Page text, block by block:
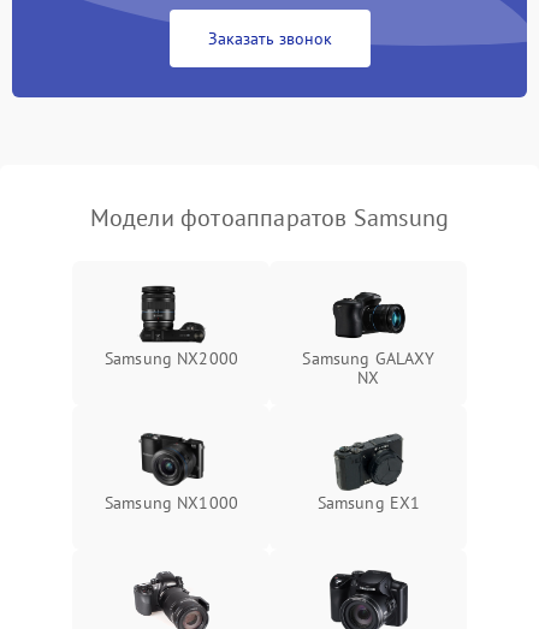
Заказать звонок
Модели фотоаппаратов Samsung
Samsung NX2000
Samsung GALAXY
NX
Samsung NX1000 Samsung EX1